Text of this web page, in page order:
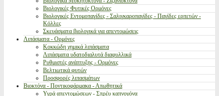
Βιολογικές Φυτικές Ορμόνες
Βιολογικές Εντομοπαγίδες - Σαλιγκαροπαγίδες - Παγίδες ερπετών -
Κόλλες
Σκευάσματα βιολογικά για απεντομώσεις
Λιπάσματα - Ορμόνες
Κοκκώδη χημικά λιπάσματα
Λιπάσματα υδατοδιαλυτά διαφυλλικά
Ρυθμιστές ανάπτυξης - Ορμόνες
Βελτιωτικά φυτών
Προσφορές λιπασμάτων
Βιοκτόνα - Ποντικοφάρμακα - Απωθητικά
Υγρά απεντομώσεων - Σπρέυ καπνογόνα